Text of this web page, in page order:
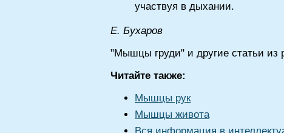
участвуя в дыхании.
E. Бyxapoв
"Мышцы груди" и другие статьи из
Читайте также:
Мышцы рук
Мышцы живота